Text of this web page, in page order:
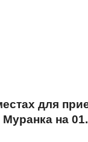
для
на